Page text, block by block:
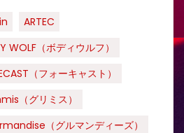
ARTEC
WOLF（ボディウルフ）
（フォーキャスト）
（グリミス）
（グルマンディーズ）